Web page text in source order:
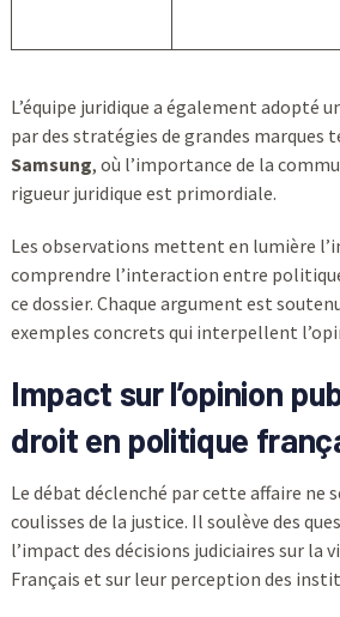
L’équipe juridique a également adopté
par des stratégies de grandes marques
Samsung, où l’importance de la
rigueur juridique est primordiale.
Les observations mettent en lumière
comprendre l’interaction entre
ce dossier. Chaque argument est
exemples concrets qui interpellent
Impact sur l’opinion
droit en politique
Le débat déclenché par cette affaire ne
coulisses de la justice. Il soulève des
l’impact des décisions judiciaires sur la
Français et sur leur perception des